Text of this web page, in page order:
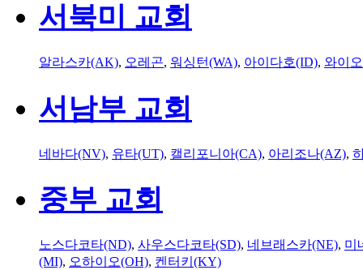
서북미 교회
알라스카(AK), 오레곤, 워싱턴(WA), 아이다호(ID), 와이
서남부 교회
네바다(NV), 유타(UT), 캘리포니아(CA), 아리조나(AZ),
중부 교회
노스다코타(ND), 사우스다코타(SD), 네브래스카(NE), 미
(MI), 오하이오(OH), 켄터키(KY)